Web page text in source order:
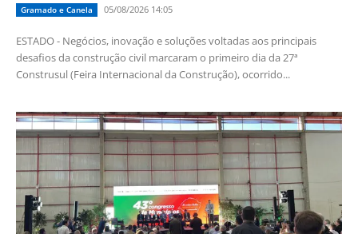
Gramado e Canela 05/08/2026 14:05
ESTADO - Negócios, inovação e soluções voltadas aos principais
desafios da construção civil marcaram o primeiro dia da 27ª
Construsul (Feira Internacional da Construção), ocorrido...